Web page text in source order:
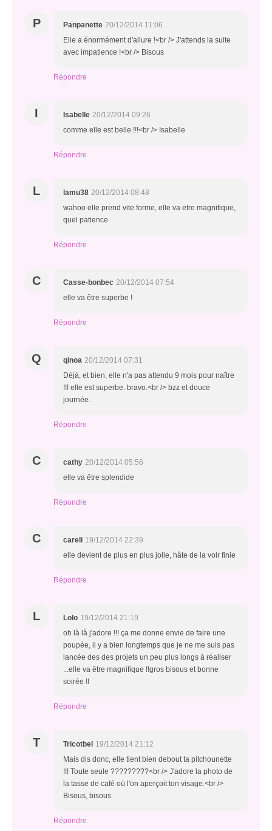
P Panpanette 20/12/2014 11:06
Elle a énormément d'allure !<br /> J'attends la suite
avec impatience !<br /> Bisous
Répondre
I Isabelle 20/12/2014 09:26
comme elle est belle !!!<br /> Isabelle
Répondre
L lamu38 20/12/2014 08:48
wahoo elle prend vite forme, elle va etre magnifique,
quel patience
Répondre
C Casse-bonbec 20/12/2014 07:54
elle va être superbe !
Répondre
Q qinoa 20/12/2014 07:31
Déjà, et bien, elle n'a pas attendu 9 mois pour naître
!!! elle est superbe. bravo.<br /> bzz et douce
journée.
Répondre
C cathy 20/12/2014 05:56
elle va être splendide
Répondre
C careli 19/12/2014 22:39
elle devient de plus en plus jolie, hâte de la voir finie
Répondre
L Lolo 19/12/2014 21:19
oh là là j'adore !!! ça me donne envie de faire une
poupée, il y a bien longtemps que je ne me suis pas
lancée des des projets un peu plus longs à réaliser
...elle va être magnifique !!gros bisous et bonne
soirée !!
Répondre
T Tricotbel 19/12/2014 21:12
Mais dis donc, elle tient bien debout ta pitchounette
!!! Toute seule ?????????<br /> J'adore la photo de
la tasse de café où l'on aperçoit ton visage.<br />
Bisous, bisous.
Répondre